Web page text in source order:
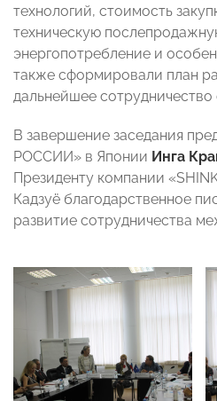
технологий, стоимость
техническую
энергопотребление и
также сформировали план
дальнейшее сотрудничество
В завершение заседания
РОССИИ» в Японии Инга
Президенту компании
Кадзуё благодарственное
развитие сотрудничества